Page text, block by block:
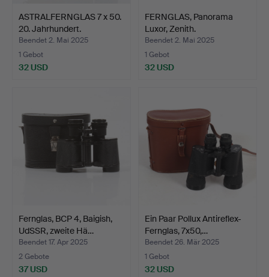
ASTRALFERNGLAS 7 x 50.
20. Jahrhundert.
Beendet 2. Mai 2025
1 Gebot
32 USD
FERNGLAS, Panorama
Luxor, Zenith.
Beendet 2. Mai 2025
1 Gebot
32 USD
Fernglas, BCP 4, Baigish,
UdSSR, zweite Hä…
Beendet 17. Apr 2025
2 Gebote
37 USD
Ein Paar Pollux Antireflex-
Fernglas, 7x50,…
Beendet 26. Mär 2025
1 Gebot
32 USD